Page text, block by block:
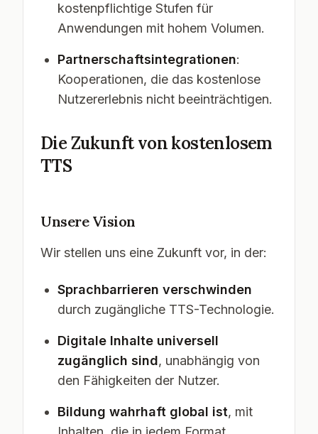
kostenpflichtige Stufen für
Anwendungen mit hohem Volumen.
Partnerschaftsintegrationen:
Kooperationen, die das kostenlose
Nutzererlebnis nicht beeinträchtigen.
Die Zukunft von kostenlosem
TTS
Unsere Vision
Wir stellen uns eine Zukunft vor, in der:
Sprachbarrieren verschwinden
durch zugängliche TTS-Technologie.
Digitale Inhalte universell
zugänglich sind, unabhängig von
den Fähigkeiten der Nutzer.
Bildung wahrhaft global ist, mit